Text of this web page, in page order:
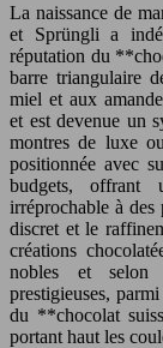
La naissance de
et Sprüngli a
réputation du
barre triangulaire
miel et aux
et est devenue un
montres de luxe
positionnée avec
budgets, offrant
irréprochable à
discret et le
créations
nobles et selon
prestigieuses,
du **chocolat
portant haut les